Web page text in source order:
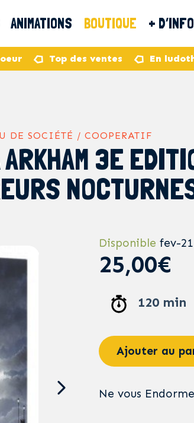
ANIMATIONS BOUTIQUE +
Top des ventes En
DE SOCIÉTÉ / COOPERATIF
3E
Disponible fev-21
25,00€
120 min
Ajouter au
Ne vous